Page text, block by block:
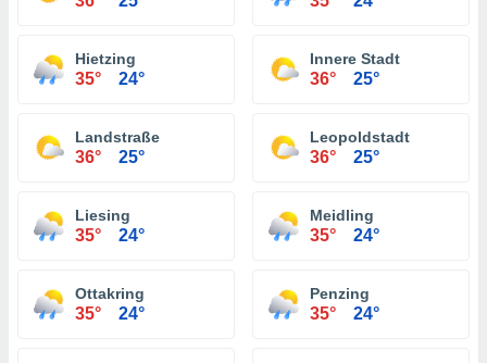
Hietzing
35° 24°
Innere Stadt
36° 25°
Landstraße
36° 25°
Leopoldstadt
36° 25°
Liesing
35° 24°
Meidling
35° 24°
Ottakring
35° 24°
Penzing
35° 24°